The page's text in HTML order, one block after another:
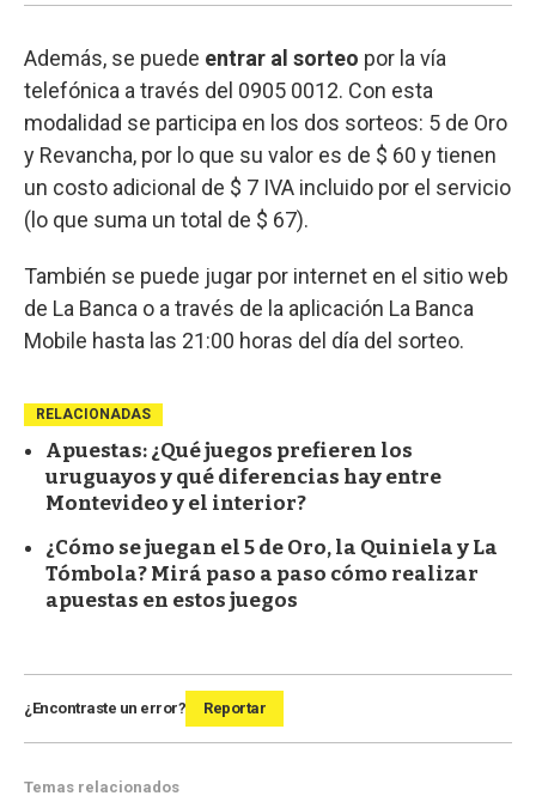
Además, se puede entrar al sorteo por la vía
telefónica a través del 0905 0012. Con esta
modalidad se participa en los dos sorteos: 5 de Oro
y Revancha, por lo que su valor es de $ 60 y tienen
un costo adicional de $ 7 IVA incluido por el servicio
(lo que suma un total de $ 67).
También se puede jugar por internet en el sitio web
de La Banca o a través de la aplicación La Banca
Mobile hasta las 21:00 horas del día del sorteo.
RELACIONADAS
Apuestas: ¿Qué juegos prefieren los
uruguayos y qué diferencias hay entre
Montevideo y el interior?
¿Cómo se juegan el 5 de Oro, la Quiniela y La
Tómbola? Mirá paso a paso cómo realizar
apuestas en estos juegos
¿Encontraste un error? Reportar
Temas relacionados